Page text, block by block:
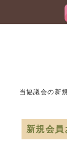
当協議会の新
新規会員